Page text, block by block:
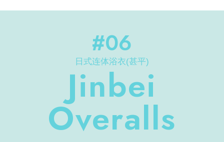
#06
日式连体浴衣(甚平)
Jinbei
Overalls